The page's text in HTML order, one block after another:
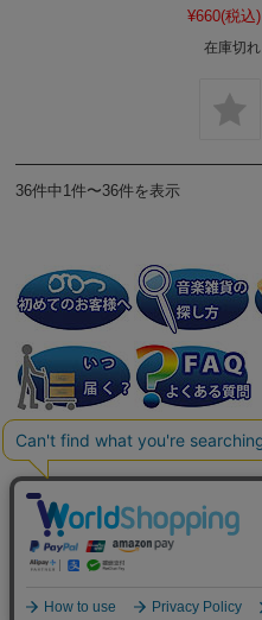
¥660(税込)
在庫切れ
36件中1件〜36件を表示